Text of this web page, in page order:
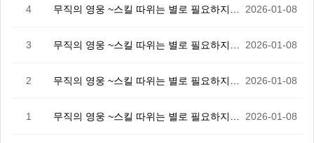
4 2026-01-08
3 2026-01-08
2 2026-01-08
1 2026-01-08